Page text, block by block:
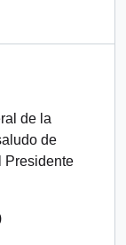
de la
de
Presidente